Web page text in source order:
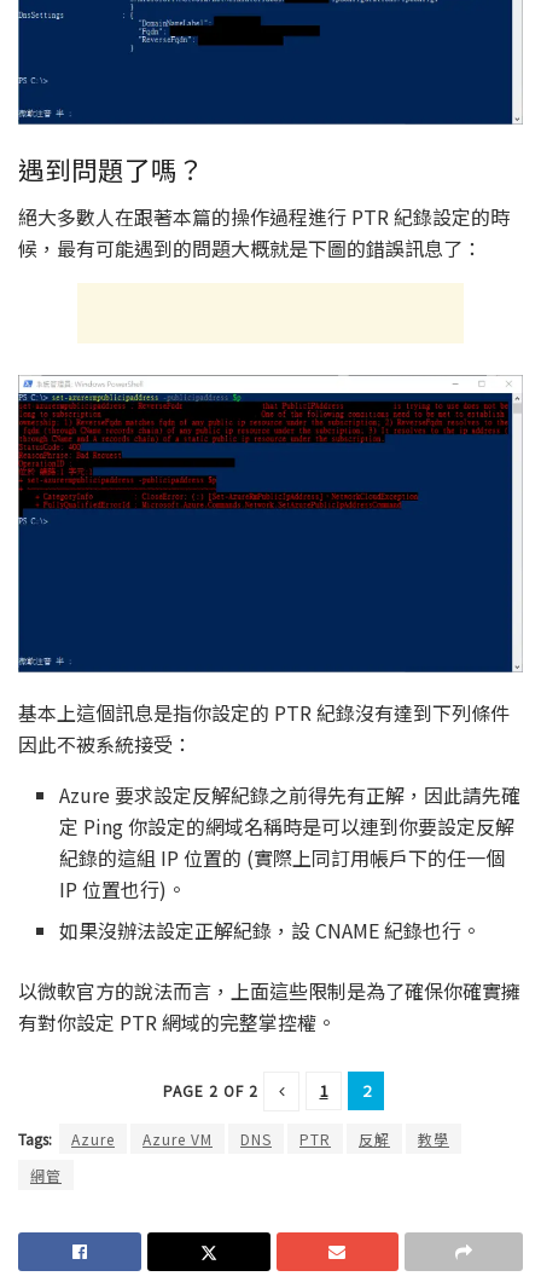
遇到問題了嗎？
絕大多數人在跟著本篇的操作過程進行 PTR 紀錄設定的時
候，最有可能遇到的問題大概就是下圖的錯誤訊息了：
基本上這個訊息是指你設定的 PTR 紀錄沒有達到下列條件
因此不被系統接受：
Azure 要求設定反解紀錄之前得先有正解，因此請先確
定 Ping 你設定的網域名稱時是可以連到你要設定反解
紀錄的這組 IP 位置的 (實際上同訂用帳戶下的任一個
IP 位置也行)。
如果沒辦法設定正解紀錄，設 CNAME 紀錄也行。
以微軟官方的說法而言，上面這些限制是為了確保你確實擁
有對你設定 PTR 網域的完整掌控權。
PAGE 2 OF 2 1 2
Tags: Azure Azure VM DNS PTR 反解
教學
網管